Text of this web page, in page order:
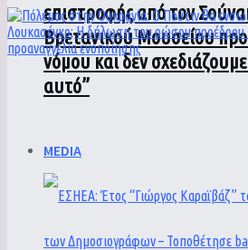
επιστροφής από τον
Βρετανικού Μουσείου
νόμου και δεν
αυτό”
MEDIA